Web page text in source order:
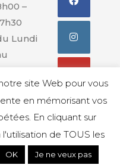
–
Lundi
site Web pour vous
en mémorisant vos
En cliquant sur
de TOUS les
OK Je ne veux pas